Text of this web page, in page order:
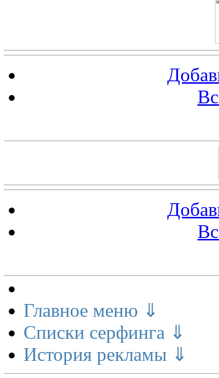
Главное меню ⇓
Списки серфинга ⇓
История рекламы ⇓